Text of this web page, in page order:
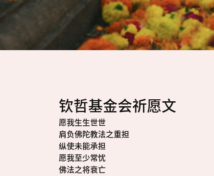
钦哲基金会祈愿文
愿我生生世世
肩负佛陀教法之重担
纵使未能承担
愿我至少常忧
佛法之将衰亡